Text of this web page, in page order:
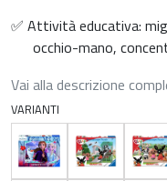
✅ Attività educativa:
occhio-mano,
Vai alla descrizione
VARIANTI